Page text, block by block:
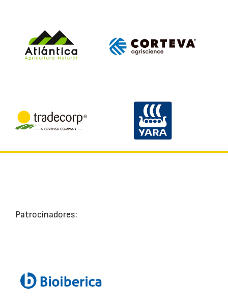
Patrocinadores: